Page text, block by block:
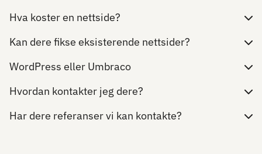
Hva koster en nettside?
Kan dere fikse eksisterende nettsider?
WordPress eller Umbraco
Hvordan kontakter jeg dere?
Har dere referanser vi kan kontakte?